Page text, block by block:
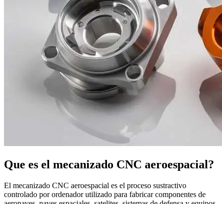
Que es el mecanizado CNC aeroespacial?
El mecanizado CNC aeroespacial es el proceso sustractivo
controlado por ordenador utilizado para fabricar componentes de